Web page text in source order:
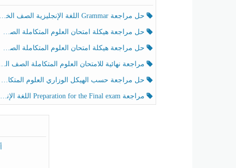
حل مراجعة Grammar اللغة الإنجليزية الصف الخامس الفصل الثالث
حل مراجعة هيكلة امتحان العلوم المتكاملة الصف الخامس انسبير الفصل الثالث
حل مراجعة هيكلة امتحان العلوم المتكاملة الصف الخامس عام الفصل الثالث
مراجعة نهائية للامتحان العلوم المتكاملة الصف الخامس انسبير الفصل الثالث
حل مراجعة حسب الهيكل الوزاري العلوم المتكاملة الصف الخامس عام الفصل الثالث
مراجعة Preparation for the Final exam اللغة الإنجليزية الصف الرابع الفصل الثالث